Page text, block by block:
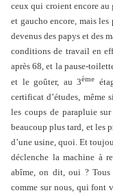
ceux qui croient encore au
et gaucho encore, mais
devenus des papys et des
conditions de travail en
après 68, et la pause-
et le goûter, au 3ème
certificat d’études, même
les coups de parapluie
beaucoup plus tard, et les
d’une usine, quoi. Et
déclenche la machine à
abîme, on dit, oui ? Tous
comme sur nous, qui font